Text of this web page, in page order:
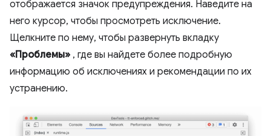
отображается значок предупреждения. Наведите на
него курсор, чтобы просмотреть исключение.
Щелкните по нему, чтобы развернуть вкладку
«Проблемы» , где вы найдете более подробную
информацию об исключениях и рекомендации по их
устранению.